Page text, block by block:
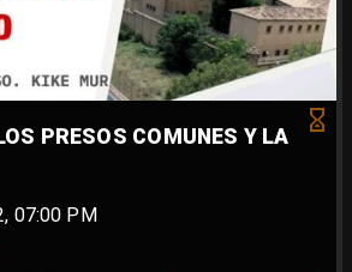
PRESOS COMUNES Y LA
07:00 PM